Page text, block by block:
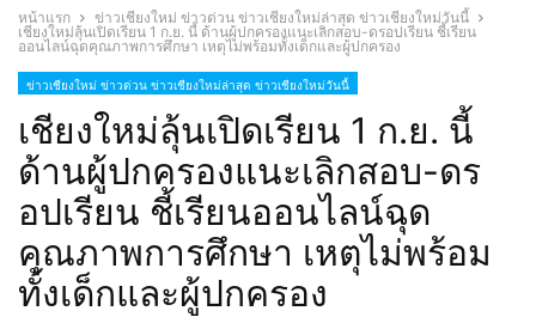
หน้าแรก
ข่าวเชียงใหม่ ข่าวด่วน ข่าวเชียงใหม่ล่าสุด ข่าวเชียงใหม่วันนี้
เชียงใหม่ลุ้นเปิดเรียน 1 ก.ย. นี้ ด้านผู้ปกครองแนะเลิกสอบ-ดรอปเรียน ชี้เรียน
ออนไลน์ฉุดคุณภาพการศึกษา เหตุไม่พร้อมทั้งเด็กและผู้ปกครอง
ข่าวเชียงใหม่ ข่าวด่วน ข่าวเชียงใหม่ล่าสุด ข่าวเชียงใหม่วันนี้
เชียงใหม่ลุ้นเปิดเรียน 1 ก.ย. นี้
ด้านผู้ปกครองแนะเลิกสอบ-ดร
อปเรียน ชี้เรียนออนไลน์ฉุด
คุณภาพการศึกษา เหตุไม่พร้อม
ทั้งเด็กและผู้ปกครอง